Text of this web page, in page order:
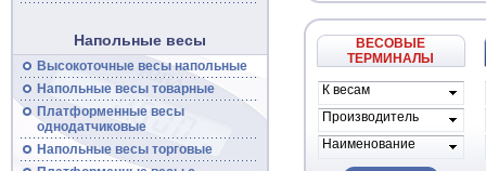
Напольные весы
Высокоточные весынапольные
Напольные весытоварные
Платформенные весы
однодатчиковые
Напольные весыторговые
ВЕСОВЫЕ
ТЕРМИНАЛЫ
К весам
проиводителя
Производитель
Наименование